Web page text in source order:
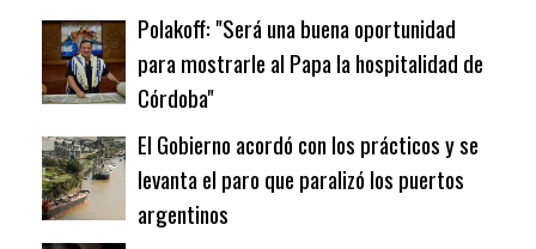
Polakoff: "Será una buena oportunidad
para mostrarle al Papa la hospitalidad de
Córdoba"
El Gobierno acordó con los prácticos y se
levanta el paro que paralizó los puertos
argentinos